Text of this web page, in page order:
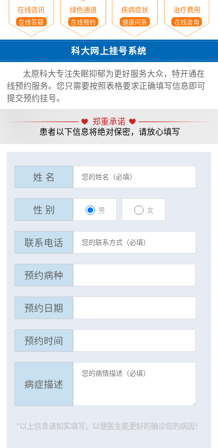
在线咨讯
在线答疑
绿色通道
在线预约
疾病症状
健康问答
治疗费用
在线咨询
科大网上挂号系统
太原科大专注失眠抑郁为更好服务大众，特开通在
线预约服务。您只需要按照表格要求正确填写信息即可
提交预约挂号。
郑重承诺
患者以下信息将绝对保密，请放心填写
姓 名
性 别 男 女
联系电话
预约病种
预约日期
预约时间
病症描述
*以上信息请如实填写，以便医生能更好的确诊您的病因！